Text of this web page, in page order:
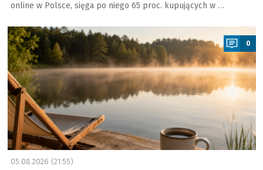
online w Polsce, sięga po niego 65 proc. kupujących w …
a
0
05.08.2026 (21:55)